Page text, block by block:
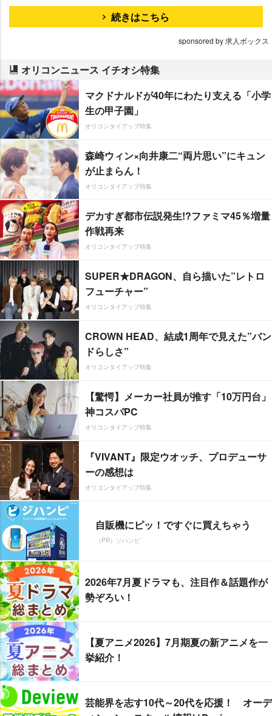
続きはこちら
sponsored by 求人ボックス
オリコンニュース イチオシ特集
マクドナルドが40年にわたり支える「小学
生の甲子園」
オリコンタイアップ特集
森崎ウィン×向井康二“両片思い”にキュン
が止まらん！
オリコンタイアップ特集
デカすぎ都市伝説発生!?ファミマ45％増量
作戦再来
オリコンタイアップ特集
SUPER★DRAGON、自ら描いた”レトロ
フューチャー”
オリコンタイアップ特集
CROWN HEAD、結成1周年で見えた”バン
ドらしさ”
オリコンタイアップ特集
【驚愕】メーカー社員が推す「10万円台」
神コスパPC
オリコンタイアップ特集
『VIVANT』限定ウオッチ、プロデューサ
ーの感想は
オリコンタイアップ特集
自販機にピッ！ですぐに買えちゃう
（PR）ジハンピ
2026年7月夏ドラマも、注目作＆話題作が
勢ぞろい！
【夏アニメ2026】7月期夏の新アニメを一
挙紹介！
芸能界を志す10代～20代を応援！ オーデ